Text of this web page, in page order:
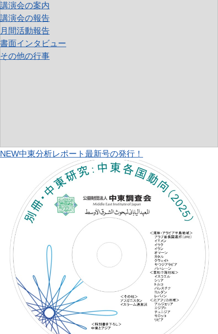
講演会の案内
講演会の報告
月間活動報告
書面インタビュー
その他の行事
NEW中東分析レポート最新号の発行！